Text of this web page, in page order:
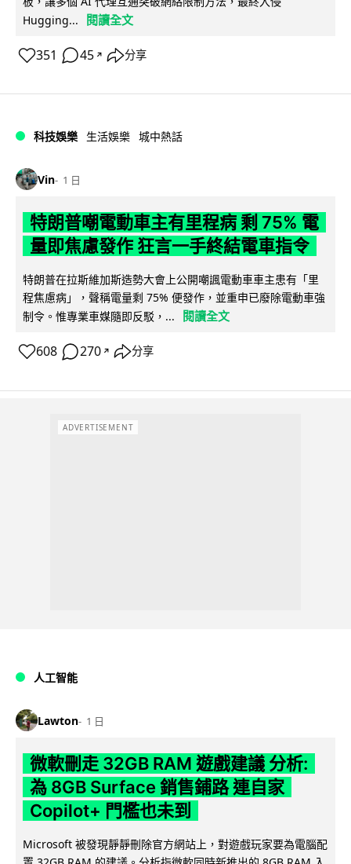
Hugging...
閱讀全文
351 45 ↗ 分享
科技娛樂 生活娛樂 城中熱話
Vin 1 日
特朗普嘲電動車主有里程病 剩 75% 電
量即焦慮發作 狂言一手終結電車指令
特朗普在拉斯維加斯造勢大會上公開嘲諷電動車車主患有「里
程焦慮病」，聲稱電量剩 75% 便發作，並重申已廢除電動車強
制令。惟專業車媒隨即反駁，...
閱讀全文
608 270 ↗ 分享
ADVERTISEMENT
人工智能
Lawton 1 日
微軟刪走 32GB RAM 遊戲建議 分析:
為 8GB Surface 銷售鋪路 連自家
Copilot+ 門檻也未到
Microsoft 被發現靜靜刪除官方網站上，對遊戲玩家要為電腦配